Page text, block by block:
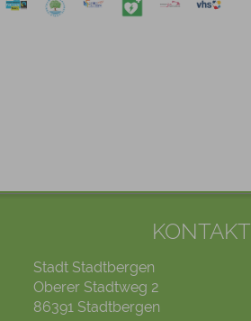
KONTAKT
Stadt Stadtbergen
Oberer Stadtweg 2
86391 Stadtbergen